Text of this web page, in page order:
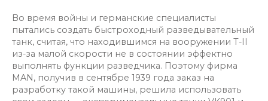
Во время войны и германские специалисты
пытались создать быстроходный разведывательный
танк, считая, что находившимся на вооружении T-II
из-за малой скорости не в состоянии эффектно
выполнять функции разведчика. Поэтому фирма
MAN, получив в сентябре 1939 года заказ на
разработку такой машины, решила использовать